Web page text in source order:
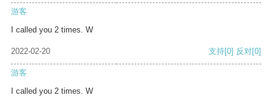
游客
I called you 2 times. W
2022-02-20 支持[0] 反对[0]
游客
I called you 2 times. W